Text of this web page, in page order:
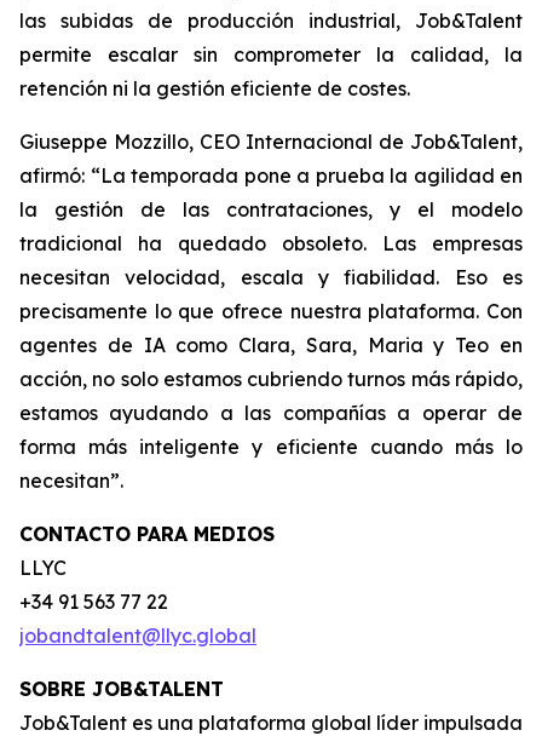
las subidas de producción industrial, Job&Talent
permite escalar sin comprometer la calidad, la
retención ni la gestión eficiente de costes.
Giuseppe Mozzillo, CEO Internacional de Job&Talent,
afirmó: “La temporada pone a prueba la agilidad en
la gestión de las contrataciones, y el modelo
tradicional ha quedado obsoleto. Las empresas
necesitan velocidad, escala y fiabilidad. Eso es
precisamente lo que ofrece nuestra plataforma. Con
agentes de IA como Clara, Sara, Maria y Teo en
acción, no solo estamos cubriendo turnos más rápido,
estamos ayudando a las compañías a operar de
forma más inteligente y eficiente cuando más lo
necesitan”.
CONTACTO PARA MEDIOS
LLYC
+34 91 563 77 22
jobandtalent@llyc.global
SOBRE JOB&TALENT
Job&Talent es una plataforma global líder impulsada